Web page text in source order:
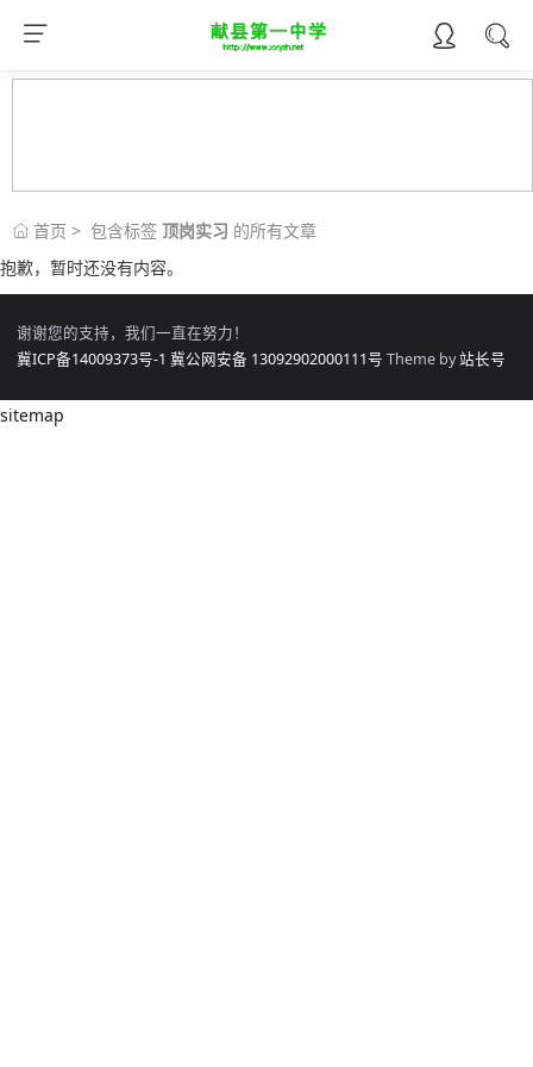
首页 > 包含标签 顶岗实习 的所有文章
抱歉，暂时还没有内容。
谢谢您的支持，我们一直在努力！
冀ICP备14009373号-1 冀公网安备 13092902000111号 Theme by站长号
sitemap